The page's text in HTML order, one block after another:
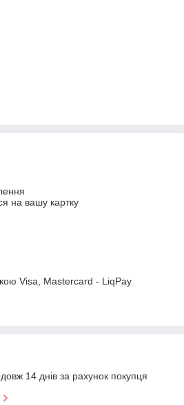
на вашу картку
Visa, Mastercard - LiqPay
14 днів за рахунок покупця